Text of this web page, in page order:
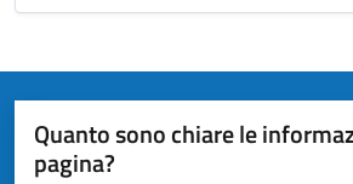
Quanto sono chiare le
pagina?